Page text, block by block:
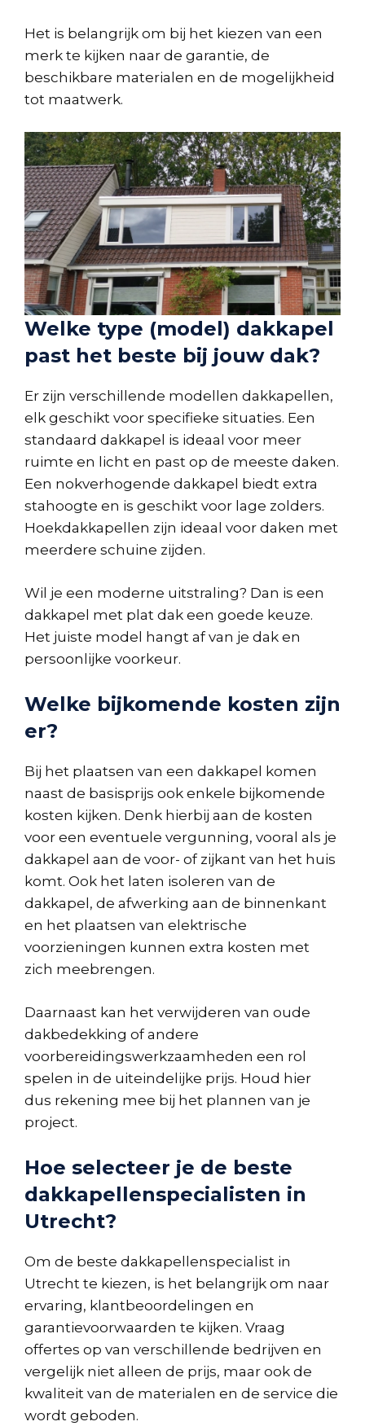
Het is belangrijk om bij het kiezen van een
merk te kijken naar de garantie, de
beschikbare materialen en de mogelijkheid
tot maatwerk.
Welke type (model) dakkapel
past het beste bij jouw dak?
Er zijn verschillende modellen dakkapellen,
elk geschikt voor specifieke situaties. Een
standaard dakkapel is ideaal voor meer
ruimte en licht en past op de meeste daken.
Een nokverhogende dakkapel biedt extra
stahoogte en is geschikt voor lage zolders.
Hoekdakkapellen zijn ideaal voor daken met
meerdere schuine zijden.
Wil je een moderne uitstraling? Dan is een
dakkapel met plat dak een goede keuze.
Het juiste model hangt af van je dak en
persoonlijke voorkeur.
Welke bijkomende kosten zijn
er?
Bij het plaatsen van een dakkapel komen
naast de basisprijs ook enkele bijkomende
kosten kijken. Denk hierbij aan de kosten
voor een eventuele vergunning, vooral als je
dakkapel aan de voor- of zijkant van het huis
komt. Ook het laten isoleren van de
dakkapel, de afwerking aan de binnenkant
en het plaatsen van elektrische
voorzieningen kunnen extra kosten met
zich meebrengen.
Daarnaast kan het verwijderen van oude
dakbedekking of andere
voorbereidingswerkzaamheden een rol
spelen in de uiteindelijke prijs. Houd hier
dus rekening mee bij het plannen van je
project.
Hoe selecteer je de beste
dakkapellenspecialisten in
Utrecht?
Om de beste dakkapellenspecialist in
Utrecht te kiezen, is het belangrijk om naar
ervaring, klantbeoordelingen en
garantievoorwaarden te kijken. Vraag
offertes op van verschillende bedrijven en
vergelijk niet alleen de prijs, maar ook de
kwaliteit van de materialen en de service die
wordt geboden.